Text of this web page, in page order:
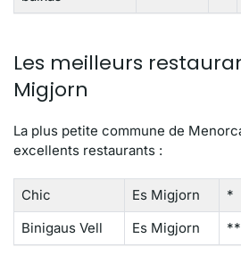
Les meilleurs
Migjorn
La plus petite commune de
excellents restaurants :
Chic Es Migjorn *
Binigaus Vell
Es Migjorn **